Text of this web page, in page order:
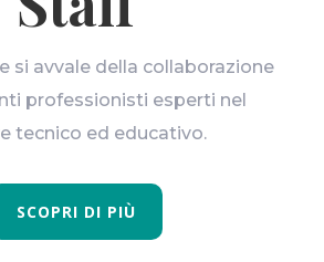
si avvale della collaborazione
professionisti esperti nel
tecnico ed educativo.
SCOPRI DI PIÙ